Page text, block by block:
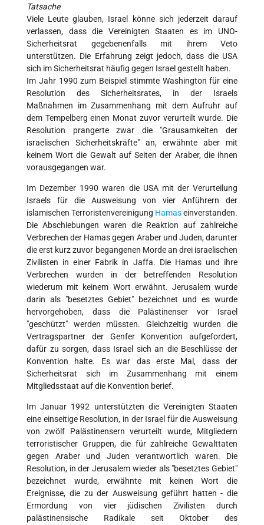
Tatsache
Viele Leute glauben, Israel könne sich jederzeit darauf
verlassen, dass die Vereinigten Staaten es im UNO-
Sicherheitsrat gegebenenfalls mit ihrem Veto
unterstützen. Die Erfahrung zeigt jedoch, dass die USA
sich im Sicherheitsrat häufig gegen Israel gestellt haben.
Im Jahr 1990 zum Beispiel stimmte Washington für eine
Resolution des Sicherheitsrates, in der Israels
Maßnahmen im Zusammenhang mit dem Aufruhr auf
dem Tempelberg einen Monat zuvor verurteilt wurde. Die
Resolution prangerte zwar die "Grausamkeiten der
israelischen Sicherheitskräfte" an, erwähnte aber mit
keinem Wort die Gewalt auf Seiten der Araber, die ihnen
vorausgegangen war.
Im Dezember 1990 waren die USA mit der Verurteilung
Israels für die Ausweisung von vier Anführern der
islamischen Terroristenvereinigung Hamaseinverstanden.
Die Abschiebungen waren die Reaktion auf zahlreiche
Verbrechen der Hamas gegen Araber und Juden, darunter
die erst kurz zuvor begangenen Morde an drei israelischen
Zivilisten in einer Fabrik in Jaffa. Die Hamas und ihre
Verbrechen wurden in der betreffenden Resolution
wiederum mit keinem Wort erwähnt. Jerusalem wurde
darin als "besetztes Gebiet" bezeichnet und es wurde
hervorgehoben, dass die Palästinenser vor Israel
"geschützt" werden müssten. Gleichzeitig wurden die
Vertragspartner der Genfer Konvention aufgefordert,
dafür zu sorgen, dass Israel sich an die Beschlüsse der
Konvention halte. Es war das erste Mal, dass der
Sicherheitsrat sich im Zusammenhang mit einem
Mitgliedsstaat auf die Konvention berief.
Im Januar 1992 unterstützten die Vereinigten Staaten
eine einseitige Resolution, in der Israel für die Ausweisung
von zwölf Palästinensern verurteilt wurde, Mitgliedern
terroristischer Gruppen, die für zahlreiche Gewalttaten
gegen Araber und Juden verantwortlich waren. Die
Resolution, in der Jerusalem wieder als "besetztes Gebiet"
bezeichnet wurde, erwähnte mit keinen Wort die
Ereignisse, die zu der Ausweisung geführt hatten - die
Ermordung von vier jüdischen Zivilisten durch
palästinensische Radikale seit Oktober des